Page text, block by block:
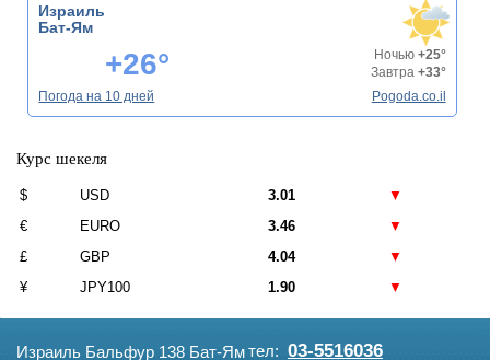
Израиль Бальфур 138 Бат-Ямтел: 03-5516036
Израиль
Бат-Ям
+26° Ночью +25°
Завтра +33°
Погода на 10 дней
Pogoda.co.il
Курс шекеля
$ USD 3.01
▼
€
EURO 3.46
▼
£
GBP 4.04
▼
¥
JPY100 1.90 ▼